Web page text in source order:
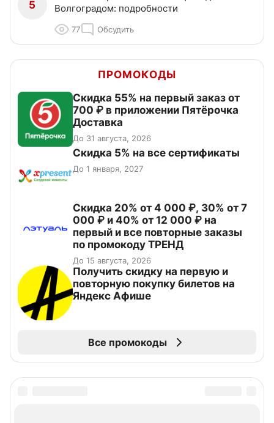
5
Волгоградом: подробности
77 Обсудить
ПРОМОКОДЫ
Скидка 55% на первый заказ от
700 ₽ в приложении Пятёрочка
Доставка
До 31 августа, 2026
Скидка 5% на все сертификаты
До 1 января, 2027
Скидка 20% от 4 000 ₽, 30% от 7
000 ₽ и 40% от 12 000 ₽ на
первый и все повторные заказы
по промокоду ТРЕНД
До 15 августа, 2026
Получить скидку на первую и
повторную покупку билетов на
Яндекс Афише
Все промокоды